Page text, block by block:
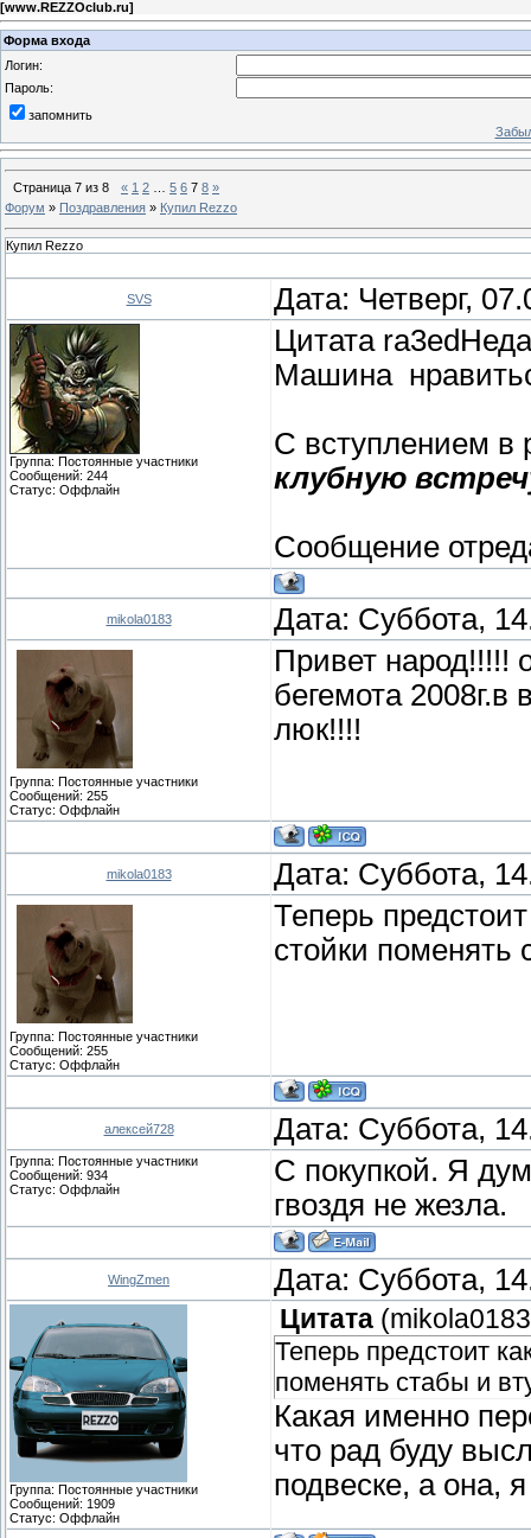
[www.REZZOclub.ru]
Форма входа
Логин:
Пароль:
запомнить
Страница 7 из 8 « 1 2 5 6 7 8 »
Форум » Поздравления » Купил Rezzo
Купил Rezzo
SVS Дата: Четверг,
Группа: Постоянные участники
Сообщений: 244
Статус: Оффлайн
Цитата
Машина
С вступлением
клубную
Сообщение
mikola0183 Дата: Суббота,
Группа: Постоянные участники
Сообщений: 255
Статус: Оффлайн
Привет народ!!!!!
бегемота
люк!!!!
mikola0183 Дата: Суббота,
Группа: Постоянные участники
Сообщений: 255
Статус: Оффлайн
Теперь
стойки поменять
алексей728 Дата: Суббота,
Группа: Постоянные участники
Сообщений: 934
Статус: Оффлайн
С покупкой. Я
гвоздя не жезла.
WingZmen Дата: Суббота,
Группа: Постоянные участники
Сообщений: 1909
Статус: Оффлайн
Цитата (mikola0183
Теперь предстоит
поменять стабы и
Какая именно
что рад буду
подвеске, а она,